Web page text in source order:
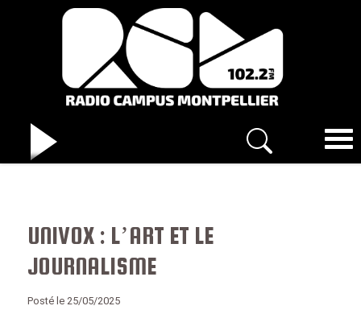
UNIVOX : L’ART ET LE
JOURNALISME
Posté le 25/05/2025